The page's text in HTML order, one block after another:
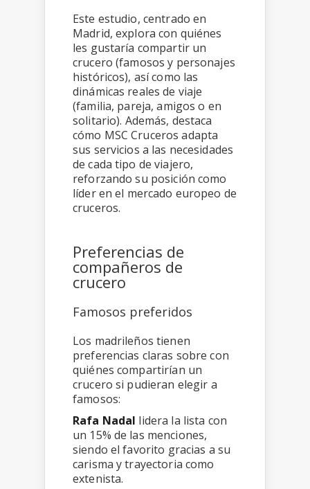
Este estudio, centrado en
Madrid, explora con quiénes
les gustaría compartir un
crucero (famosos y personajes
históricos), así como las
dinámicas reales de viaje
(familia, pareja, amigos o en
solitario). Además, destaca
cómo MSC Cruceros adapta
sus servicios a las necesidades
de cada tipo de viajero,
reforzando su posición como
líder en el mercado europeo de
cruceros.
Preferencias de
compañeros de
crucero
Famosos preferidos
Los madrileños tienen
preferencias claras sobre con
quiénes compartirían un
crucero si pudieran elegir a
famosos:
Rafa Nadal lidera la lista con
un 15% de las menciones,
siendo el favorito gracias a su
carisma y trayectoria como
extenista.